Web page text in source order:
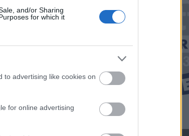
and/or Sharing
for which it
to advertising like cookies on
for online advertising
το πρόγραμμα